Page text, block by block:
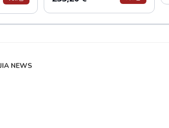
NEWS